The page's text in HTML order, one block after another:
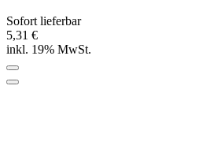
Sofort lieferbar
5,31 €
inkl. 19% MwSt.